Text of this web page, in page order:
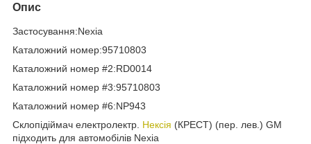
Опис
Застосування:Nexia
Каталожний номер:95710803
Каталожний номер #2:RD0014
Каталожний номер #3:95710803
Каталожний номер #6:NP943
Склопідіймач електролектр. Нексія (КРЕСТ) (пер. лев.) GM
підходить для автомобілів Nexia